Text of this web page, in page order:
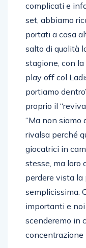
complicati e
set, abbiamo
portati a casa
salto di qualità
stagione, con
play off col
portiamo
proprio il
“Ma non siamo
rivalsa perché
giocatrici in
stesse, ma loro
perdere vista
semplicissima.
importanti e
scenderemo in
concentrazione